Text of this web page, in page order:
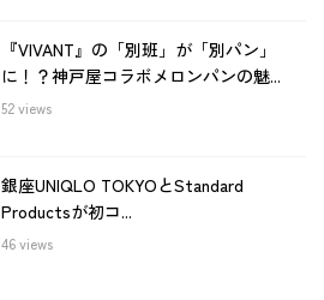
『VIVANT』の「別班」が「別パン」
に！？神戸屋コラボメロンパンの魅...
52 views
銀座UNIQLO TOKYOとStandard
Productsが初コ...
46 views